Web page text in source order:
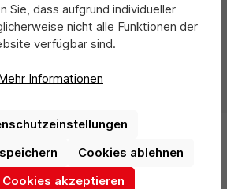
jetzt einfach unseren regelmäßig
und Sie werden stets als Erster
und Angebote informiert.
Anmeldung
14
Sie, dass aufgrund individueller
nicht alle Funktionen der
verfügbar sind.
Informationen
Cookies ablehnen
Cookies akzeptieren